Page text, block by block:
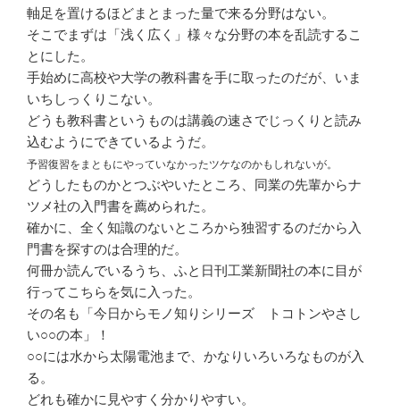
軸足を置けるほどまとまった量で来る分野はない。
そこでまずは「浅く広く」様々な分野の本を乱読するこ
とにした。
手始めに高校や大学の教科書を手に取ったのだが、いま
いちしっくりこない。
どうも教科書というものは講義の速さでじっくりと読み
込むようにできているようだ。
予習復習をまともにやっていなかったツケなのかもしれないが。
どうしたものかとつぶやいたところ、同業の先輩からナ
ツメ社の入門書を薦められた。
確かに、全く知識のないところから独習するのだから入
門書を探すのは合理的だ。
何冊か読んでいるうち、ふと日刊工業新聞社の本に目が
行ってこちらを気に入った。
その名も「今日からモノ知りシリーズ トコトンやさし
い○○の本」！
○○には水から太陽電池まで、かなりいろいろなものが入
る。
どれも確かに見やすく分かりやすい。